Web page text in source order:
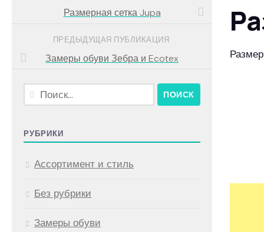
Размерная сетка Jupa
ПРЕДЫДУЩАЯ ПУБЛИКАЦИЯ
Замеры обуви Зебра и Ecotex
Найти:
РУБРИКИ
Ассортимент и стиль
Без рубрики
Замеры обуви